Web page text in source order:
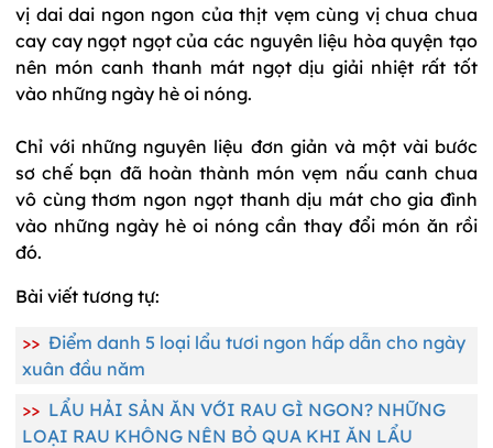
vị dai dai ngon ngon của thịt vẹm cùng vị chua chua
cay cay ngọt ngọt của các nguyên liệu hòa quyện tạo
nên món canh thanh mát ngọt dịu giải nhiệt rất tốt
vào những ngày hè oi nóng.
Chỉ với những nguyên liệu đơn giản và một vài bước
sơ chế bạn đã hoàn thành món vẹm nấu canh chua
vô cùng thơm ngon ngọt thanh dịu mát cho gia đình
vào những ngày hè oi nóng cần thay đổi món ăn rồi
đó.
Bài viết tương tự:
>> Điểm danh 5 loại lẩu tươi ngon hấp dẫn cho ngày
xuân đầu năm
>> LẨU HẢI SẢN ĂN VỚI RAU GÌ NGON? NHỮNG
LOẠI RAU KHÔNG NÊN BỎ QUA KHI ĂN LẨU